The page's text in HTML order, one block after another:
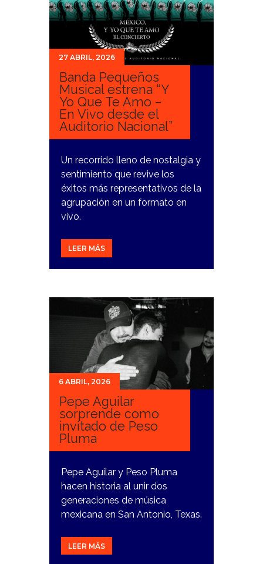
27 ABRIL, 2026
Banda Pequeños
Musical estrena “Y
Yo Que Te Amo –
En Vivo desde el
Auditorio Nacional”
Un recorrido lleno de nostalgia y
sentimiento que revive los
éxitos más representativos de la
agrupación en un formato en
vivo.
LEER MÁS
6 ABRIL, 2026
Pepe Aguilar
sorprende como
invitado de Peso
Pluma
Pepe Aguilar y Peso Pluma
hacen historia al unir dos
generaciones de música
mexicana en San Antonio, Texas.
LEER MÁS